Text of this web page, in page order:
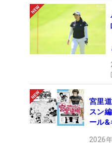
宮里
スン
ール&
2026